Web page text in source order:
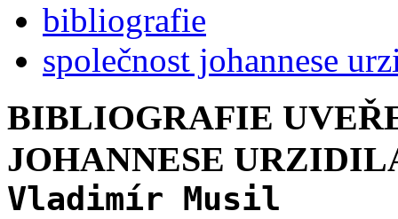
bibliografie
společnost johannese
BIBLIOGRAFIE
JOHANNESE
Vladimír Musil